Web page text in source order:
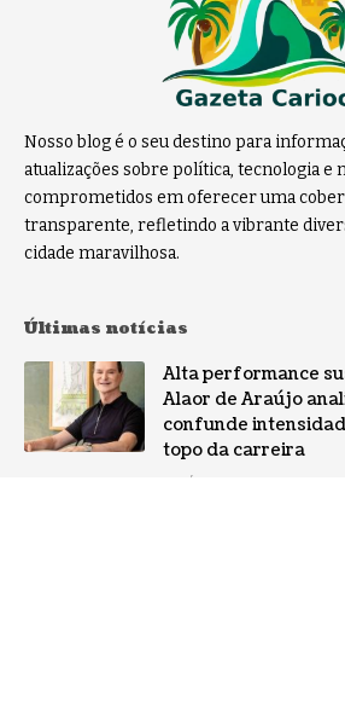
Nosso blog é o seu destino para
atualizações sobre política, tecnologia e
comprometidos em oferecer uma
transparente, refletindo a vibrante
cidade maravilhosa.
Últimas notícias
Alta performance
Alaor de Araújo
confunde
topo da carreira
NOTÍCIAS